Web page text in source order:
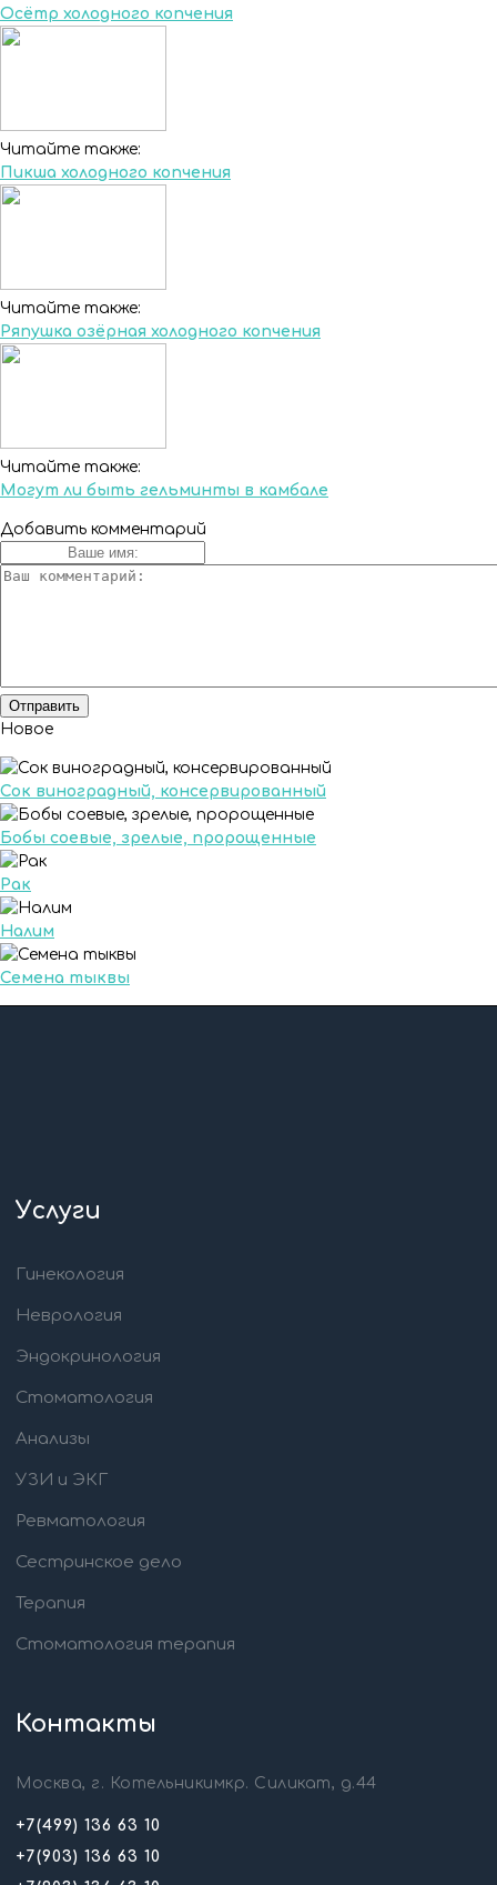
Осётр холодного копчения
Читайте также:
Пикша холодного копчения
Читайте также:
Ряпушка озёрная холодного копчения
Читайте также:
Могут ли быть гельминты в камбале
Добавить комментарий
Новое
Сок виноградный, консервированный
Бобы соевые, зрелые, пророщенные
Рак
Налим
Семена тыквы
Услуги
Гинекология
Неврология
Эндокринология
Стоматология
Анализы
УЗИ и ЭКГ
Ревматология
Сестринское дело
Терапия
Стоматология терапия
Контакты
Москва, г. Котельникимкр. Силикат, д.44
+7(499) 136 63 10
+7(903) 136 63 10